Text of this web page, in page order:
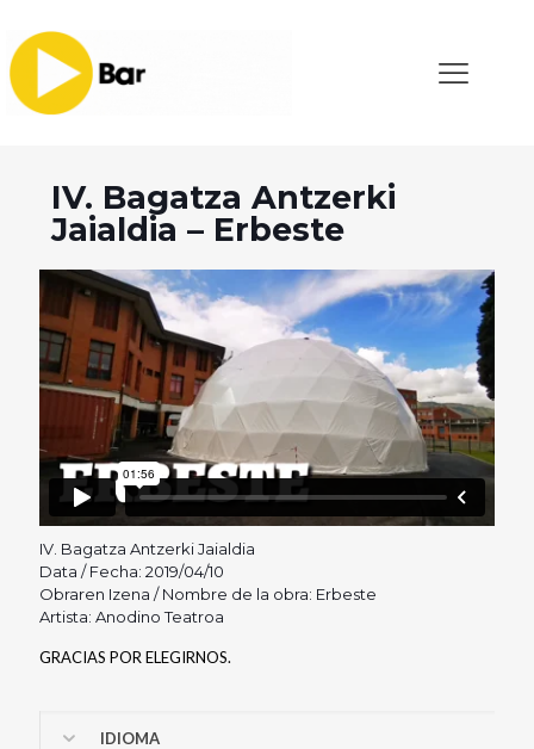
IV. Bagatza Antzerki
Jaialdia – Erbeste
IV. Bagatza Antzerki Jaialdia
Data / Fecha: 2019/04/10
Obraren Izena / Nombre de la obra: Erbeste
Artista: Anodino Teatroa
GRACIAS POR ELEGIRNOS.
IDIOMA